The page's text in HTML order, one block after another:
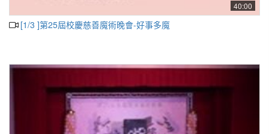
40:00
[1/3 ]第25屆校慶慈善魔術晚會-好事多魔